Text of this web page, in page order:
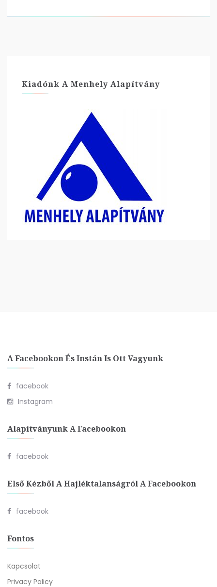
Kiadónk A Menhely Alapítvány
A Facebookon És Instán Is Ott Vagyunk
facebook
Instagram
Alapítványunk A Facebookon
facebook
Első Kézből A Hajléktalanságról A Facebookon
facebook
Fontos
Kapcsolat
Privacy Policy